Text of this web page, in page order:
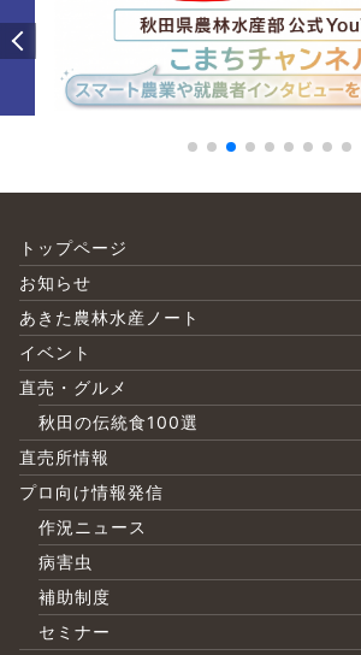
トップページ
お知らせ
あきた農林水産ノート
イベント
直売・グルメ
秋田の伝統食100選
直売所情報
プロ向け情報発信
作況ニュース
病害虫
補助制度
セミナー